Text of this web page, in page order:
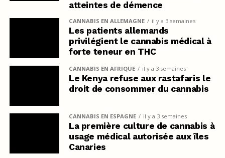
atteintes de démence
CANNABIS EN ALLEMAGNE il y a 3 semaines
Les patients allemands
privilégient le cannabis médical à
forte teneur en THC
CANNABIS EN AFRIQUE il y a 3 semaines
Le Kenya refuse aux rastafaris le
droit de consommer du cannabis
CANNABIS EN ESPAGNE il y a 3 semaines
La première culture de cannabis à
usage médical autorisée aux îles
Canaries